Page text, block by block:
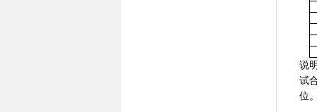
说
试
位。